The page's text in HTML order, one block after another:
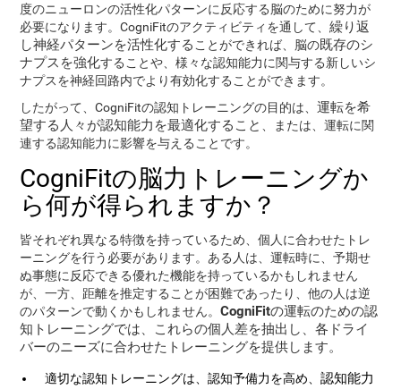
度のニューロンの活性化パターンに反応する脳のために努力が
必要になります。CogniFitのアクティビティを通して、繰り返
し神経パターンを活性化する ことができれば、脳の既存のシ
ナプスを強化することや、様々な認知能力に関与する新しいシ
ナプスを神経回路内でより有効化することができます。
したがって、CogniFitの認知トレーニングの目的は、運転を希
望する人々が認知能力を最適化すること
、または、運転に関
連する認知能力に影響を与えることです。
CogniFitの脳力トレーニングか
ら何が得られますか？
皆それぞれ異なる特徴を持っているため、個人に合わせたトレ
ーニングを行う必要があります。ある人は、運転時に、予期せ
ぬ事態に反応できる優れた機能を持っているかもしれません
が、一方、距離を推定することが困難であったり、他の人は逆
のパターンで動くかもしれません。CogniFitの運転のための認
知トレーニングでは、これらの個人差を抽出し、各ドライ
バーのニーズに合わせたトレーニングを提供します。
適切な認知トレーニングは、認知予備力を高め、認知能力